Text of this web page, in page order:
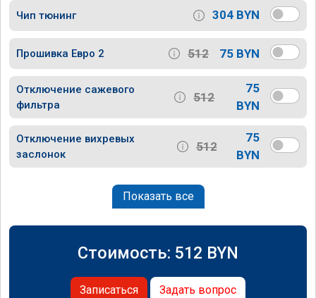
Чип тюнинг 304 BYN
Прошивка Евро 2 512 75 BYN
Отключение сажевого
фильтра
512
75
BYN
Отключение вихревых
заслонок
512
75
BYN
Показать все
Стоимость: 512 BYN
Записаться Задать вопрос